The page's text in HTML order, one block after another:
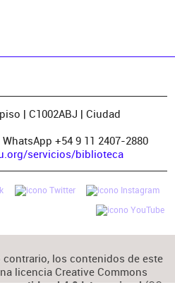
| C1002ABJ | Ciudad
+54 9 11 2407-2880
servicios/biblioteca
los contenidos de este
licencia Creative Commons
4.0 Internacional(CC